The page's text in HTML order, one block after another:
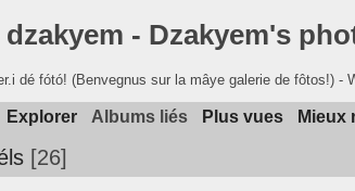
- Dzakyem's
dé fótó! (Benvegnus sur la mâye galerie de fôtos!) -
Explorer Albums liés Plus vues Mieux
26